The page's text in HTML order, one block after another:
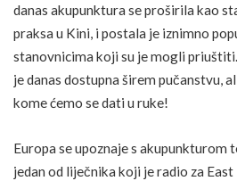
danas akupunktura se proširila kao
praksa u Kini, i postala je iznimno
stanovnicima koji su je mogli
je danas dostupna širem pučanstvu,
kome ćemo se dati u ruke!
Europa se upoznaje s akupunkturom
jedan od liječnika koji je radio za